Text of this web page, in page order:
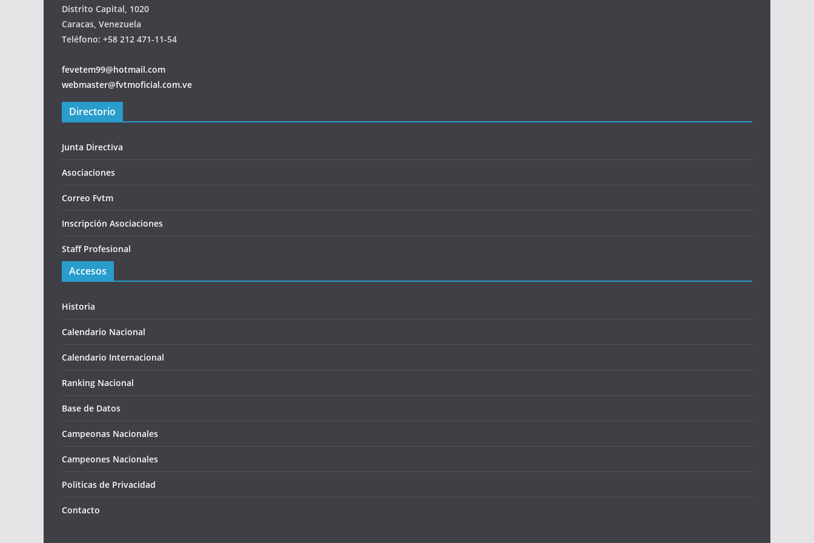
Distrito Capital, 1020
Caracas, Venezuela
Teléfono: +58 212 471-11-54
fevetem99@hotmail.com
webmaster@fvtmoficial.com.ve
Directorio
Junta Directiva
Asociaciones
Correo Fvtm
Inscripción Asociaciones
Staff Profesional
Accesos
Historia
Calendario Nacional
Calendario Internacional
Ranking Nacional
Base de Datos
Campeonas Nacionales
Campeones Nacionales
Politicas de Privacidad
Contacto